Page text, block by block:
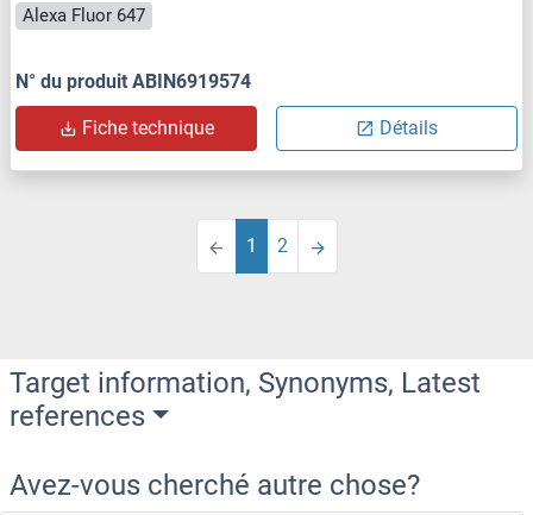
Alexa Fluor 647
N° du produit ABIN6919574
Fiche technique Détails
1 2
Target information, Synonyms, Latest
references
Avez-vous cherché autre chose?